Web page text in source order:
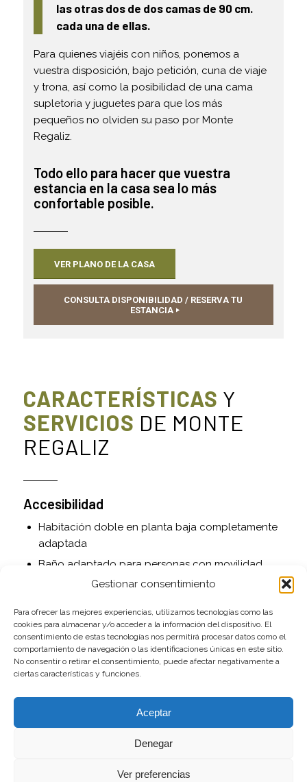
Gestionar consentimiento
Para ofrecer las mejores experiencias, utilizamos tecnologías como las
cookies para almacenar y/o acceder a la información del dispositivo. El
consentimiento de estas tecnologías nos permitirá procesar datos como el
comportamiento de navegación o las identificaciones únicas en este sitio.
No consentir o retirar el consentimiento, puede afectar negativamente a
ciertas características y funciones.
Aceptar
Denegar
Ver preferencias
las otras dos de dos camas de 90 cm.
cada una de ellas.
Para quienes viajéis con niños, ponemos a
vuestra disposición, bajo petición, cuna de viaje
y trona, así como la posibilidad de una cama
supletoria y juguetes para que los más
pequeños no olviden su paso por Monte
Regaliz.
Todo ello para hacer que vuestra
estancia en la casa sea lo más
confortable posible.
VER PLANO DE LA CASA
CONSULTA DISPONIBILIDAD / RESERVA TU
ESTANCIA
CARACTERÍSTICAS Y
SERVICIOS DE MONTE
REGALIZ
Accesibilidad
Habitación doble en planta baja completamente
adaptada
Baño adaptado para personas con movilidad
Servicios adicionales
Cuna de viaje y trona disponibles bajo petición
Juguetes para niños
Cama supletoria opcional
Se admiten mascotas